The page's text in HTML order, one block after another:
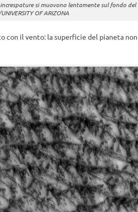
si muovono lentamente sul fondo del
OF ARIZONA
con il vento: la superficie del pianeta non